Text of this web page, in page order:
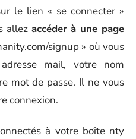
le lien « se connecter »
allez accéder à une page
signup » où vous
mail, votre nom
mot de passe. Il ne vous
connexion.
à votre boîte nty